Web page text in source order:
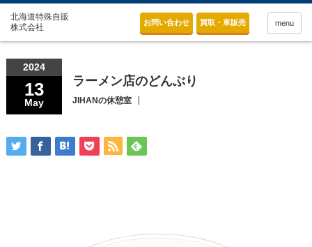
お問い合わせ 買取・車販売 menu
2024
13
May
ラーメン店のどんぶり
JIHANの休憩室